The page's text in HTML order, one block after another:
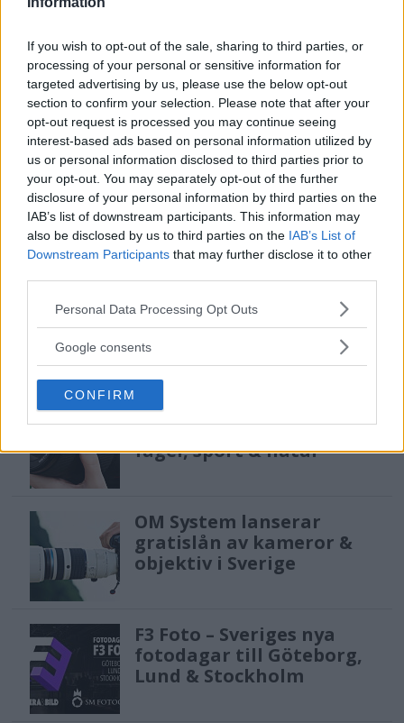
If you wish to opt-out of the sale, sharing to third parties, or
processing of your personal or sensitive information for
targeted advertising by us, please use the below opt-out
section to confirm your selection. Please note that after your
opt-out request is processed you may continue seeing
interest-based ads based on personal information utilized by
us or personal information disclosed to third parties prior to
your opt-out. You may separately opt-out of the further
disclosure of your personal information by third parties on the
IAB’s list of downstream participants. This information may
also be disclosed by us to third parties on the IAB’s List of
Downstream Participants that may further disclose it to other
Please note that this website/app uses one or more Google
not limited to your visit or usage behaviour. You may click to
use your data for below specified purposes in below Google
consent section.
Personal Data Processing Opt Outs
Google consents
CONFIRM
MEST LÄST JUST NU
DJI Osmo Pocket 4P
släppt – får 10-bitars D-
Log 2 & 3x optisk zoom
Tamron – kan vara värt
12 miljarder kronor
Sony FE 100-400mm F5,6-8
OSS – lätt telezoom för
fågel, sport & natur
OM System lanserar
gratislån av kameror &
objektiv i Sverige
F3 Foto – Sveriges nya
fotodagar till Göteborg,
Lund & Stockholm